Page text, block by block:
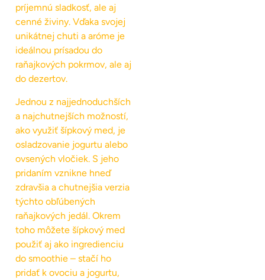
príjemnú sladkosť, ale aj
cenné živiny. Vďaka svojej
unikátnej chuti a aróme je
ideálnou prísadou do
raňajkových pokrmov, ale aj
do dezertov.
Jednou z najjednoduchších
a najchutnejších možností,
ako využiť šípkový med, je
osladzovanie jogurtu alebo
ovsených vločiek. S jeho
pridaním vznikne hneď
zdravšia a chutnejšia verzia
týchto obľúbených
raňajkových jedál. Okrem
toho môžete šípkový med
použiť aj ako ingredienciu
do smoothie – stačí ho
pridať k ovociu a jogurtu,